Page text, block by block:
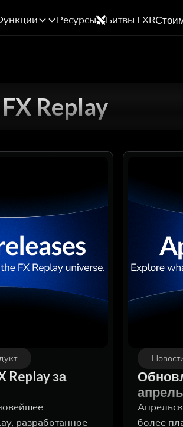
Ресурсы Битвы FXR
Replay
Replay за
разработанное
апрель
более